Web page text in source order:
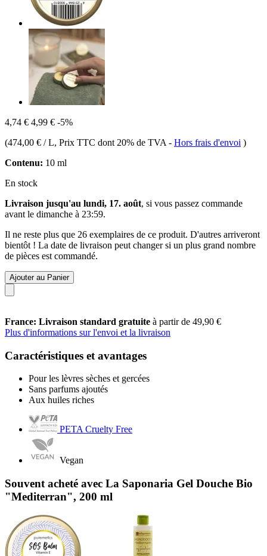
4,74 € 4,99 € -5%
(474,00 € / L, Prix TTC dont 20% de TVA - Hors frais d'envoi )
Contenu: 10 ml
En stock
Livraison jusqu'au lundi, 17. août, si vous passez commande
avant le dimanche à 23:59.
Il ne reste plus que 26 exemplaires de ce produit. D'autres arriveront
bientôt ! La date de livraison peut changer si un plus grand nombre
de pièces est commandé.
Ajouter au Panier
France: Livraison standard gratuite à partir de 49,90 €
Plus d'informations sur l'envoi et la livraison
Caractéristiques et avantages
Pour les lèvres sèches et gercées
Sans parfums ajoutés
Aux huiles riches
PETA Cruelty Free
Vegan
Souvent acheté avec La Saponaria Gel Douche Bio
"Mediterran", 200 ml